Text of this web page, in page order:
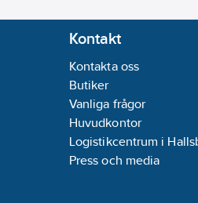
Kontakt
Kontakta oss
Butiker
Vanliga frågor
Huvudkontor
Logistikcentrum i
Press och media